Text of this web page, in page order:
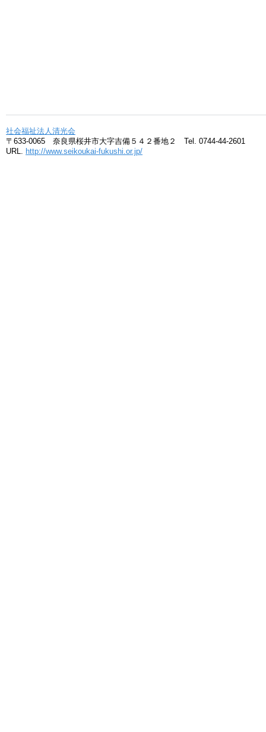
社会福祉法人清光会
〒633-0065 奈良県桜井市大字吉備５４２番地２ Tel. 0744-44-2601
URL. http://www.seikoukai-fukushi.or.jp/